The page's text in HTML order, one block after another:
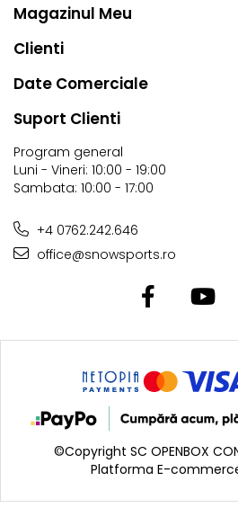
Magazinul Meu
Clienti
Date Comerciale
Suport Clienti
Program general
Luni - Vineri: 10:00 - 19:00
Sambata: 10:00 - 17:00
+4 0762.242.646
office@snowsports.ro
©Copyright SC OPENBOX
Platforma E-